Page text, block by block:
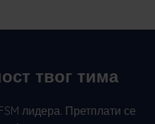
твог тима
лидера. Претплати се